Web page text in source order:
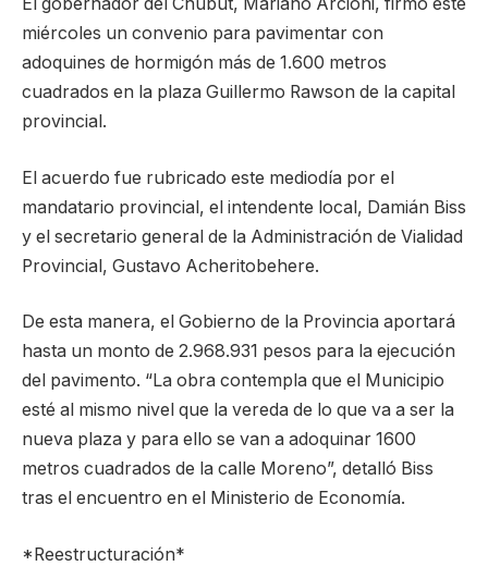
miércoles un convenio para pavimentar con
adoquines de hormigón más de 1.600 metros
cuadrados en la plaza Guillermo Rawson de la capital
provincial.
El acuerdo fue rubricado este mediodía por el
mandatario provincial, el intendente local, Damián Biss
y el secretario general de la Administración de Vialidad
Provincial, Gustavo Acheritobehere.
De esta manera, el Gobierno de la Provincia aportará
hasta un monto de 2.968.931 pesos para la ejecución
del pavimento. “La obra contempla que el Municipio
esté al mismo nivel que la vereda de lo que va a ser la
nueva plaza y para ello se van a adoquinar 1600
metros cuadrados de la calle Moreno”, detalló Biss
tras el encuentro en el Ministerio de Economía.
*Reestructuración*